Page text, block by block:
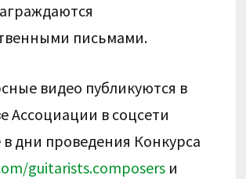
письмами.
видео публикуются в
Ассоциации в соцсети
дни проведения Конкурса
guitarists.composers и